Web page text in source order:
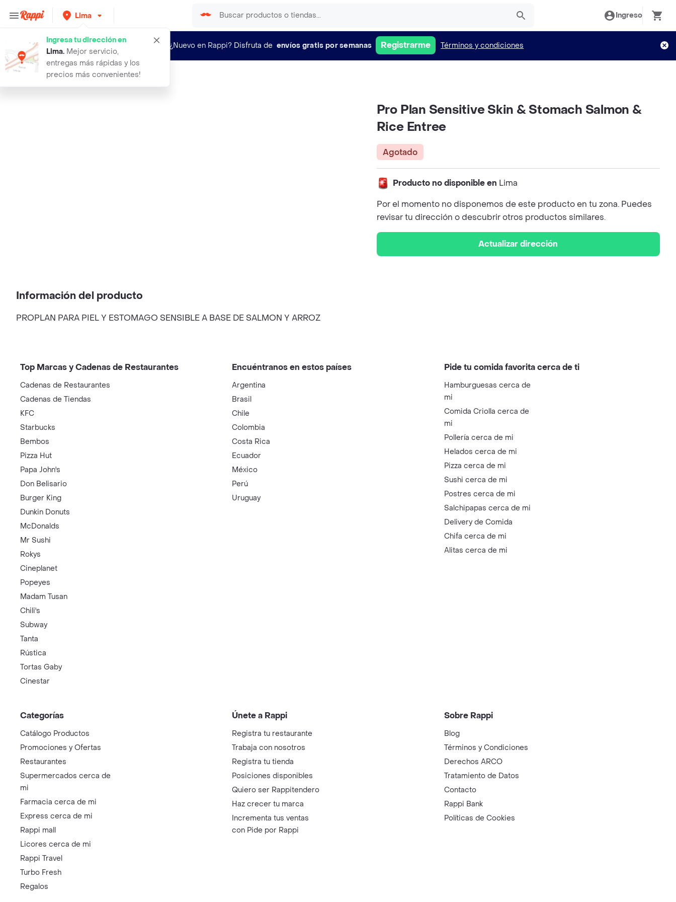
Lima
Ingresa tu dirección en
Lima. Mejor servicio,
entregas más rápidas y los
precios más convenientes!
Ingreso
¿Nuevo en Rappi? Disfruta de envíos gratis por semanas Registrarme Términos y condiciones
pro plan sensitive skin y stomach s
Pro Plan Sensitive Skin & Stomach Salmon &
Rice Entree
Agotado
Producto no disponible en Lima
Por el momento no disponemos de este producto en tu zona. Puedes
revisar tu dirección o descubrir otros productos similares.
Actualizar dirección
Información del producto
PROPLAN PARA PIEL Y ESTOMAGO SENSIBLE A BASE DE SALMON Y ARROZ
Top Marcas y Cadenas de Restaurantes
Cadenas de Restaurantes
Cadenas de Tiendas
KFC
Starbucks
Bembos
Pizza Hut
Papa John's
Don Belisario
Burger King
Dunkin Donuts
McDonalds
Mr Sushi
Rokys
Cineplanet
Popeyes
Madam Tusan
Chili's
Subway
Tanta
Rústica
Tortas Gaby
Cinestar
Encuéntranos en estos países
Argentina
Brasil
Chile
Colombia
Costa Rica
Ecuador
México
Perú
Uruguay
Pide tu comida favorita cerca de ti
Hamburguesas cerca de
mi
Comida Criolla cerca de
mi
Pollería cerca de mi
Helados cerca de mi
Pizza cerca de mi
Sushi cerca de mi
Postres cerca de mi
Salchipapas cerca de mi
Delivery de Comida
Chifa cerca de mi
Alitas cerca de mi
Categorías
Catálogo Productos
Promociones y Ofertas
Restaurantes
Supermercados cerca de
mi
Farmacia cerca de mi
Express cerca de mi
Rappi mall
Licores cerca de mi
Rappi Travel
Turbo Fresh
Regalos
Únete a Rappi
Registra tu restaurante
Trabaja con nosotros
Registra tu tienda
Posiciones disponibles
Quiero ser Rappitendero
Haz crecer tu marca
Incrementa tus ventas
con Pide por Rappi
Sobre Rappi
Blog
Términos y Condiciones
Derechos ARCO
Tratamiento de Datos
Contacto
Rappi Bank
Políticas de Cookies